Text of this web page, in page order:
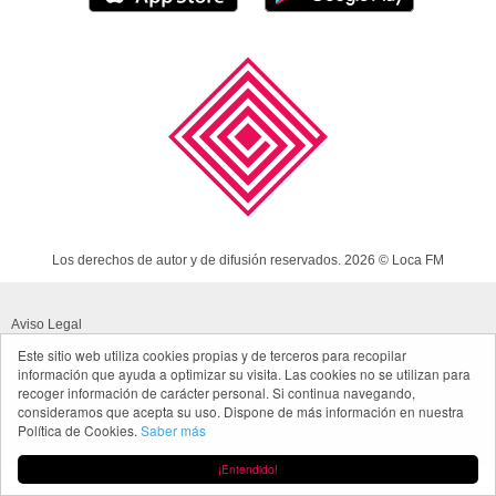
¡Entendido!
Este sitio web utiliza cookies propias y de terceros para recopilar
información que ayuda a optimizar su visita. Las cookies no se utilizan para
recoger información de carácter personal. Si continua navegando,
consideramos que acepta su uso. Dispone de más información en nuestra
Política de Cookies. Saber más
Los derechos de autor y de difusión reservados. 2026 © Loca FM
Aviso Legal
Política de cookies
Política de privacidad App